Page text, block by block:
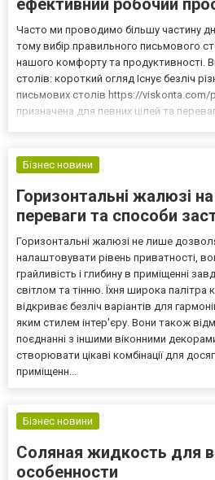
ефективний робочий
Часто ми проводимо більшу частину
тому вибір правильного письмового
нашого комфорту та продуктивності.
столів: короткий огляд Існує безліч
письмових столів https://viskonta.com/
призначена для певних цілей та
Бізнес новини
Горизонтальні жалюзі на
переваги та способи
Горизонтальні жалюзі не лише
налаштовувати рівень приватності,
грайливість і глибину в приміщенні
світлом та тінню. Їхня широка палітра
відкриває безліч варіантів для
яким стилем інтер'єру. Вони також
поєднанні з іншими віконними
створювати цікаві комбінації для
приміщенн...
Бізнес новини
Соляная жидкость для
особенности